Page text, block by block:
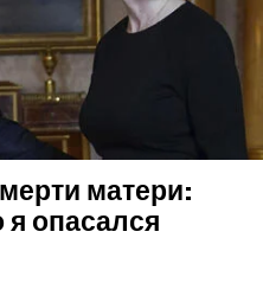
матери:
опасался